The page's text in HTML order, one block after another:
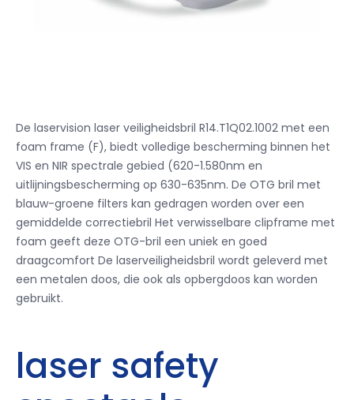
De laservision laser veiligheidsbril R14.T1Q02.1002 met een
foam frame (F), biedt volledige bescherming binnen het
VIS en NIR spectrale gebied (620-1.580nm en
uitlijningsbescherming op 630-635nm. De OTG bril met
blauw-groene filters kan gedragen worden over een
gemiddelde correctiebril Het verwisselbare clipframe met
foam geeft deze OTG-bril een uniek en goed
draagcomfort De laserveiligheidsbril wordt geleverd met
een metalen doos, die ook als opbergdoos kan worden
gebruikt.
laser safety